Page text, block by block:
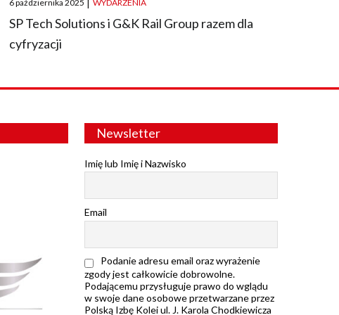
on
6 października 2025 | WYDARZENIA
SP Tech Solutions i G&K Rail Group razem dla
cyfryzacji
Newsletter
Imię lub Imię i Nazwisko
Email
Podanie adresu email oraz wyrażenie
zgody jest całkowicie dobrowolne.
Podającemu przysługuje prawo do wglądu
w swoje dane osobowe przetwarzane przez
Polską Izbę Kolei ul. J. Karola Chodkiewicza